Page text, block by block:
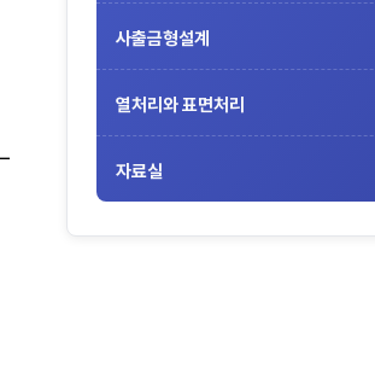
사출금형설계
열처리와 표면처리
자료실